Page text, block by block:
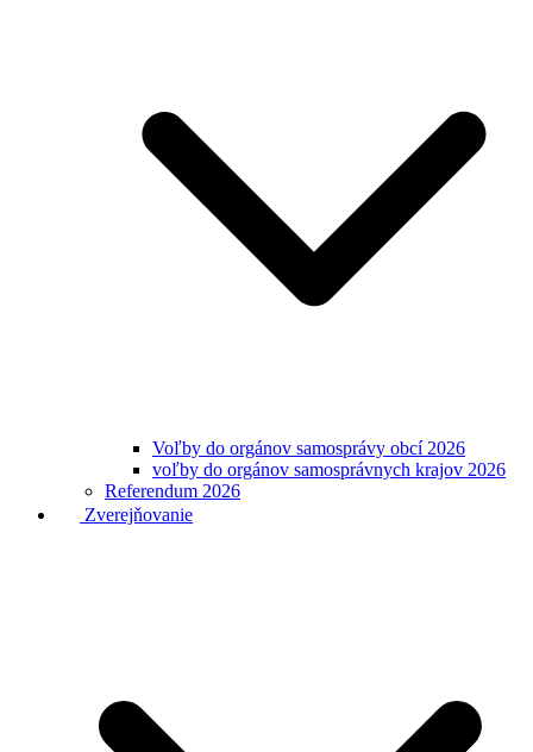
Voľby do orgánov samosprávy obcí 2026
voľby do orgánov samosprávnych krajov 2026
Referendum 2026
Zverejňovanie